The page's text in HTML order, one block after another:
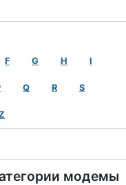
F G H I
Q R S
модемы